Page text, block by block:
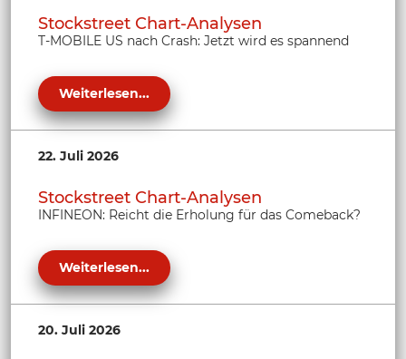
Stockstreet Chart-Analysen
T-MOBILE US nach Crash: Jetzt wird es spannend
Weiterlesen...
22. Juli 2026
Stockstreet Chart-Analysen
INFINEON: Reicht die Erholung für das Comeback?
Weiterlesen...
20. Juli 2026